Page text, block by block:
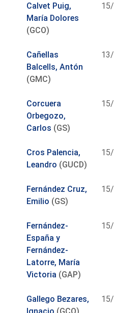
Calvet Puig,
María Dolores
(GCO)
Cañellas
Balcells, Antón
(GMC)
Corcuera
Orbegozo,
Carlos (GS)
Cros Palencia,
Leandro (GUCD)
Fernández Cruz,
Emilio (GS)
Fernández-
España y
Fernández-
Latorre, María
Victoria (GAP)
Gallego Bezares,